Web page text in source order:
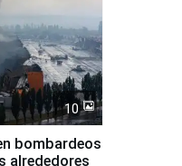
10
bombardeos
alrededores